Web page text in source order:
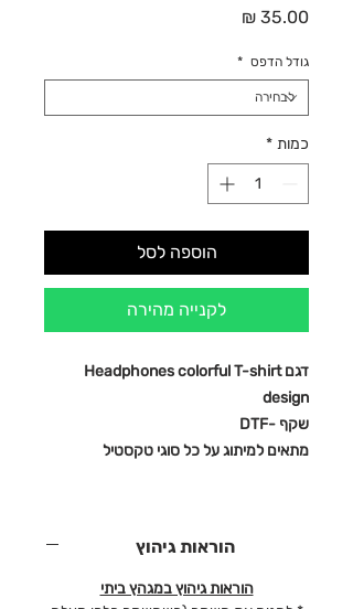
גודל הדפס *
כמות *
הוספה לסל
לקנייה מהירה
דגם Headphones colorful T-shirt
design
שקף -DTF
מתאים למיתוג על כל סוגי טקסטיל
הוראות גיהוץ
הוראות גיהוץ במגהץ ביתי